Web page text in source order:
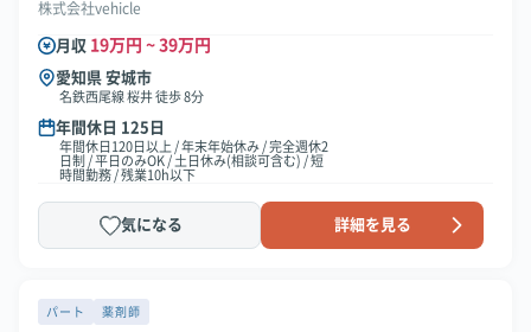
株式会社vehicle
月収 19万円 ~ 39万円
愛知県 安城市
名鉄西尾線 桜井 徒歩 8分
年間休日 125日
年間休日120日以上 / 年末年始休み / 完全週休2
日制 / 平日のみOK / 土日休み(相談可含む) / 短
時間勤務 / 残業10h以下
気になる 詳細を見る
パート 薬剤師